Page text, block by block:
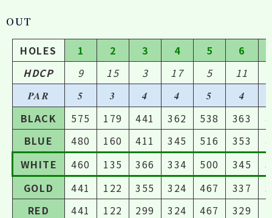
OUT
HOLES 1 2 3 4 5 6
HDCP
9 15 3 17 5 11
PAR 5 3 4 4 5 4
BLACK 575 179 441 362 538 363
BLUE
480 160 411 345 516 353
WHITE
460 135 366 334 500 345
GOLD
441 122 355 324 467 337
RED
441 122 299 324 467 329